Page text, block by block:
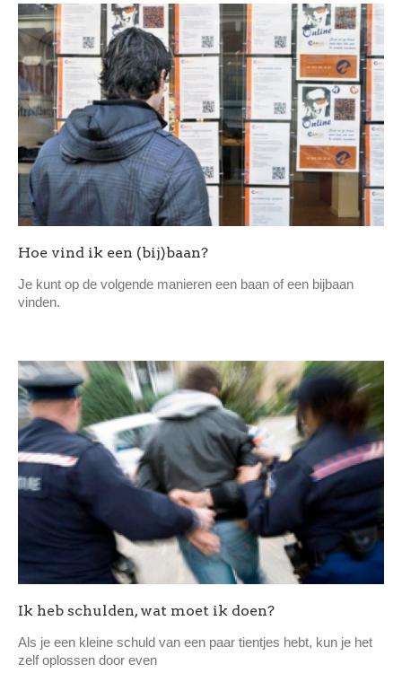
Hoe vind ik een (bij)baan?
Je kunt op de volgende manieren een baan of een bijbaan
vinden.
Ik heb schulden, wat moet ik doen?
Als je een kleine schuld van een paar tientjes hebt, kun je het
zelf oplossen door even